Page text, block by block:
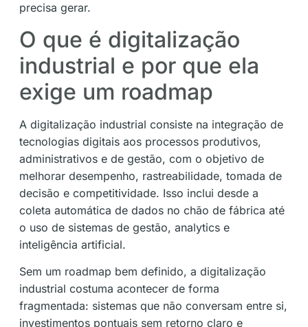
precisa gerar.
O que é digitalização
industrial e por que ela
exige um roadmap
A digitalização industrial consiste na integração de
tecnologias digitais aos processos produtivos,
administrativos e de gestão, com o objetivo de
melhorar desempenho, rastreabilidade, tomada de
decisão e competitividade. Isso inclui desde a
coleta automática de dados no chão de fábrica até
o uso de sistemas de gestão, analytics e
inteligência artificial.
Sem um roadmap bem definido, a digitalização
industrial costuma acontecer de forma
fragmentada: sistemas que não conversam entre si,
investimentos pontuais sem retorno claro e